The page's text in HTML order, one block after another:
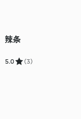
辣条
5.0 (3)